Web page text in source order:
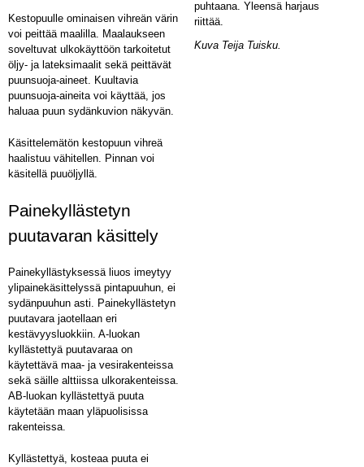
Kestopuulle ominaisen vihreän värin
voi peittää maalilla. Maalaukseen
soveltuvat ulkokäyttöön tarkoitetut
öljy- ja lateksimaalit sekä peittävät
puunsuoja-aineet. Kuultavia
puunsuoja-aineita voi käyttää, jos
haluaa puun sydänkuvion näkyvän.
Käsittelemätön kestopuun vihreä
haalistuu vähitellen. Pinnan voi
käsitellä puuöljyllä.
Painekyllästetyn
puutavaran käsittely
Painekyllästyksessä liuos imeytyy
ylipainekäsittelyssä pintapuuhun, ei
sydänpuuhun asti. Painekyllästetyn
puutavara jaotellaan eri
kestävyysluokkiin. A-luokan
kyllästettyä puutavaraa on
käytettävä maa- ja vesirakenteissa
sekä säille alttiissa ulkorakenteissa.
AB-luokan kyllästettyä puuta
käytetään maan yläpuolisissa
rakenteissa.
Kyllästettyä, kosteaa puuta ei
puhtaana. Yleensä harjaus
riittää.
Kuva Teija Tuisku.